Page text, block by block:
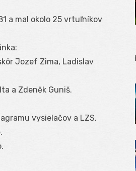
a mal okolo 25 vrtuľníkov
Jozef Zima, Ladislav
a Zdeněk Guniš.
vysielačov a LZS.